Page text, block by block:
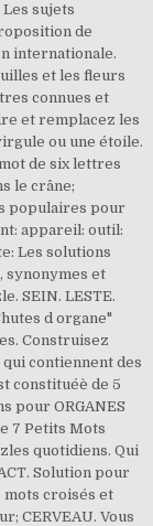
sujets
de
internationale.
et les fleurs
connues et
et remplacez les
ou une étoile.
de six lettres
le crâne;
populaires pour
appareil: outil:
Les solutions
synonymes et
SEIN. LESTE.
d organe"
Construisez
contiennent des
constituéè de 5
pour ORGANES
7 Petits Mots
quotidiens. Qui
Solution pour
mots croisés et
CERVEAU. Vous